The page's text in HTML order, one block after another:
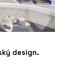
design.